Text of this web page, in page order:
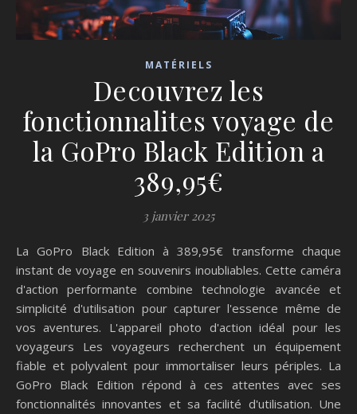
MATÉRIELS
Decouvrez les
fonctionnalites voyage de
la GoPro Black Edition a
389,95€
3 janvier 2025
La GoPro Black Edition à 389,95€ transforme chaque
instant de voyage en souvenirs inoubliables. Cette caméra
d'action performante combine technologie avancée et
simplicité d'utilisation pour capturer l'essence même de
vos aventures. L'appareil photo d'action idéal pour les
voyageurs Les voyageurs recherchent un équipement
fiable et polyvalent pour immortaliser leurs périples. La
GoPro Black Edition répond à ces attentes avec ses
fonctionnalités innovantes et sa facilité d'utilisation. Une